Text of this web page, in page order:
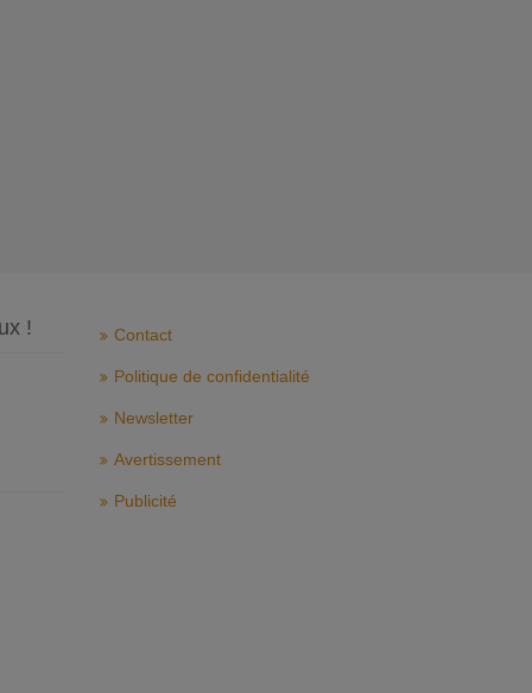
! Contact
Politique de confidentialité
Newsletter
Avertissement
Publicité